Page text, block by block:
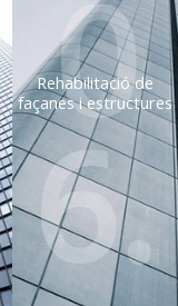
Rehabilitació de
façanes i estructures
0
6.